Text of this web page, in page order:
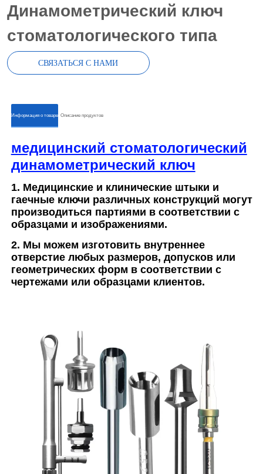
Динамометрический ключ
стоматологического типа
СВЯЗАТЬСЯ С НАМИ
ㅤㅤИнформация о товареㅤㅤ ㅤㅤОписание продуктовㅤㅤ